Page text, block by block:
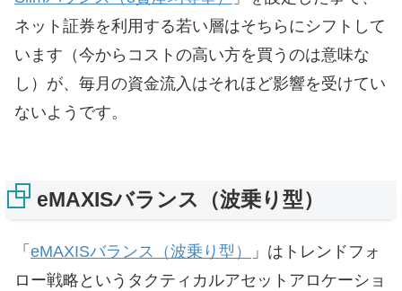
ネット証券を利用する若い層はそちらにシフトして
います（今からコストの高い方を買うのは意味な
し）が、毎月の資金流入はそれほど影響を受けてい
ないようです。
eMAXISバランス（波乗り型）
「 eMAXISバランス（波乗り型）
」はトレンドフォ
ロー戦略というタクティカルアセットアロケーショ